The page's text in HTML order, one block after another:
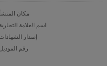
مكان
اسم العلامة
إصدار
رقم